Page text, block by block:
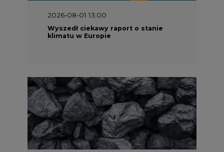
2026-07-09 10:30
Opublikowano bilans zasobów złóż
kopalin w Polsce według stanu na 31